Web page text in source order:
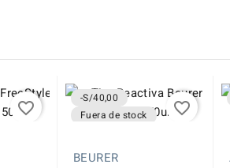
favorite_border
-S/40,00
Fuera de stock
favorite_border
BEURER